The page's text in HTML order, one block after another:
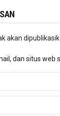
akan
dan situs web